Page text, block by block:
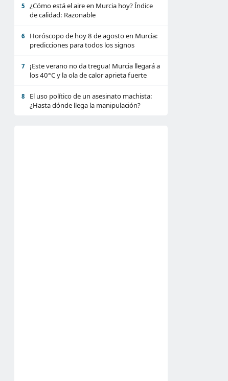
5
¿Cómo está el aire en Murcia hoy? Índice
de calidad: Razonable
6
Horóscopo de hoy 8 de agosto en Murcia:
predicciones para todos los signos
7
¡Este verano no da tregua! Murcia llegará a
los 40°C y la ola de calor aprieta fuerte
8
El uso político de un asesinato machista:
¿Hasta dónde llega la manipulación?